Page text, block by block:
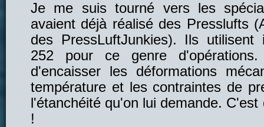
Je me suis tourné vers les
avaient déjà réalisé des Presslufts
des PressLuftJunkies). Ils utilisent
252 pour ce genre
d'encaisser les déformations
température et les contraintes de
l'étanchéité qu'on lui demande.
!